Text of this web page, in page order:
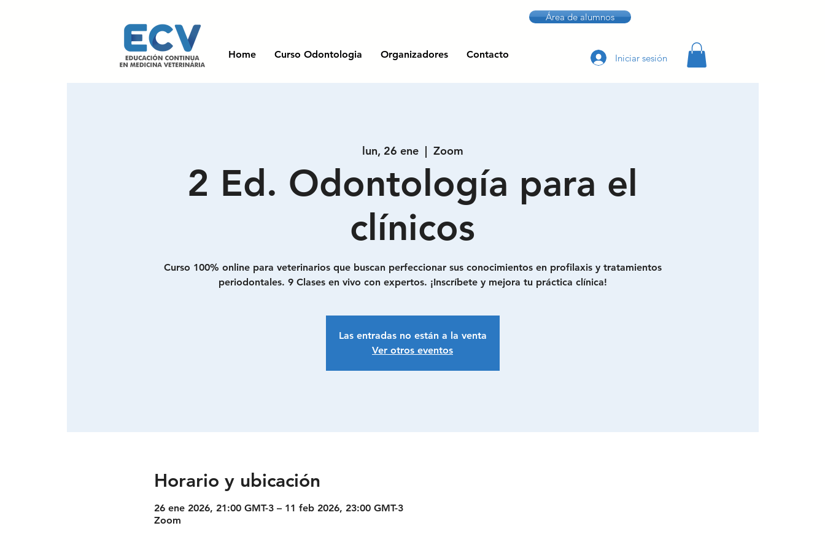
Área de alumnos
Home Curso Odontologia Organizadores Contacto Iniciar sesión
lun, 26 ene
  |
Zoom
2 Ed. Odontología para el
clínicos
Curso 100% online para veterinarios que buscan perfeccionar sus conocimientos en profilaxis y tratamientos
periodontales. 9 Clases en vivo con expertos. ¡Inscríbete y mejora tu práctica clínica!
Las entradas no están a la venta
Ver otros eventos
Horario y ubicación
26 ene 2026, 21:00 GMT-3 – 11 feb 2026, 23:00 GMT-3
Zoom